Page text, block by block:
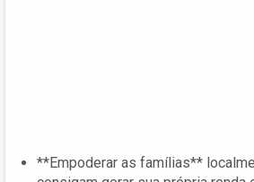
**Empoderar as famílias**